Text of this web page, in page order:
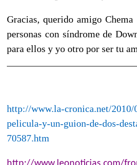
Gracias, querido amigo
personas con síndrome de
para ellos y yo otro por ser tu
http://www.la-cronica.net/
pelicula-y-un-guion-de-dos-
70587.htm